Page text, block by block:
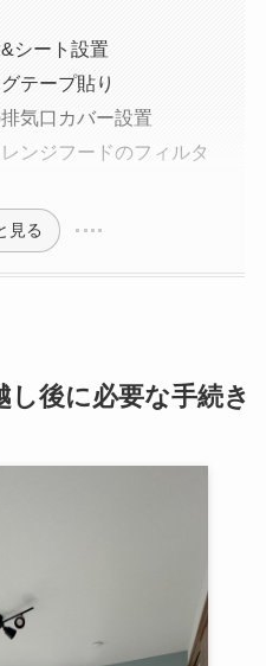
シート設置
テープ貼り
気口カバー設置
ンジフードのフィルタ
見る
し後に必要な手続き